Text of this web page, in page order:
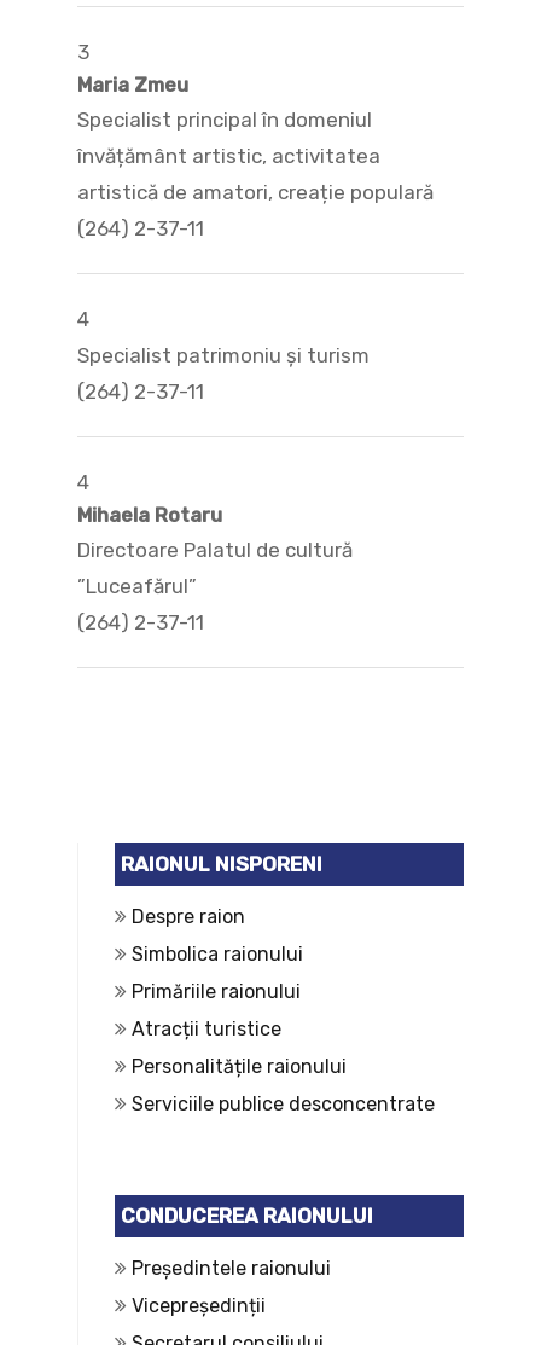
3
Maria Zmeu
Specialist principal în domeniul
învățământ artistic, activitatea
artistică de amatori, creație populară
(264) 2-37-11
4
Specialist patrimoniu și turism
(264) 2-37-11
4
Mihaela Rotaru
Directoare Palatul de cultură
”Luceafărul”
(264) 2-37-11
RAIONUL NISPORENI
Despre raion
Simbolica raionului
Primăriile raionului
Atracții turistice
Personalitățile raionului
Serviciile publice desconcentrate
CONDUCEREA RAIONULUI
Președintele raionului
Vicepreședinții